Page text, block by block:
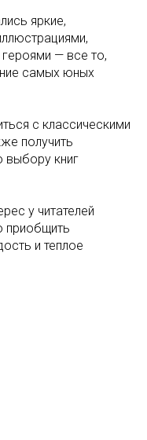
яркие,
— все то,
самых юных
с классическими
получить
выбору книг
у читателей
приобщить
и теплое